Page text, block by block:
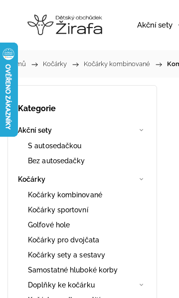
Akční sety
Domů / Kočárky / Kočárky kombinované /
Kategorie
Akční sety
S autosedačkou
Bez autosedačky
Kočárky
Kočárky kombinované
Kočárky sportovní
Golfové hole
Kočárky pro dvojčata
Kočárky sety a sestavy
Samostatné hluboké korby
Doplňky ke kočárku